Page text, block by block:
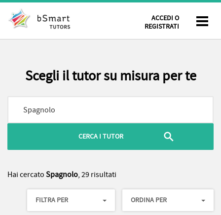
ACCEDI O
REGISTRATI
Scegli il tutor su misura per te
Hai cercato Spagnolo, 29 risultati
ORDINA PER
FILTRA PER